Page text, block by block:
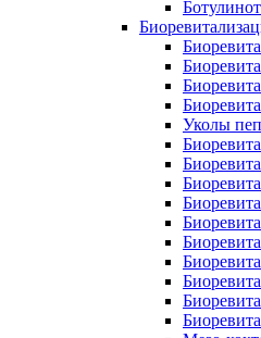
Уколы